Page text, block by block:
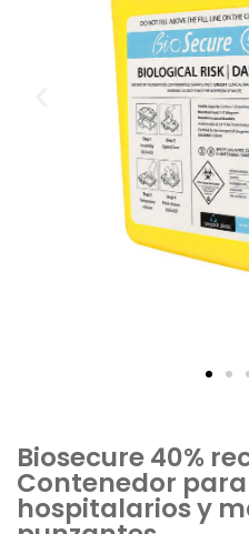
Biosecure 40%
Contenedor
hospitalarios y